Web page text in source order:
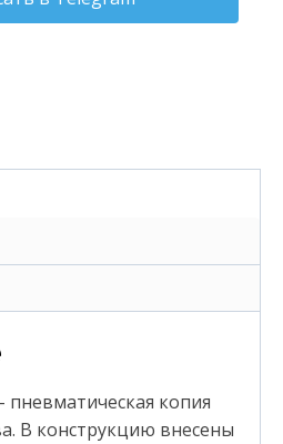
копия
В конструкцию внесены